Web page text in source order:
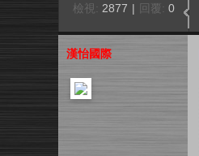
檢視: 2877 | 回覆: 0
漢怡國際